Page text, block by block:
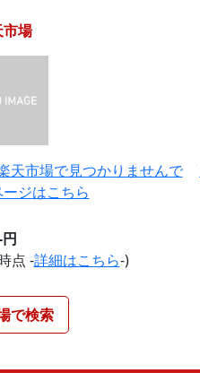
場
天市場で見つかりませんで
ジはこちら
点 -詳細はこちら-)
で検索